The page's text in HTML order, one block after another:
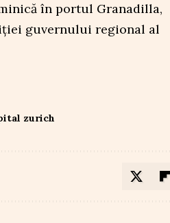
în portul Granadilla,
guvernului regional al
zurich